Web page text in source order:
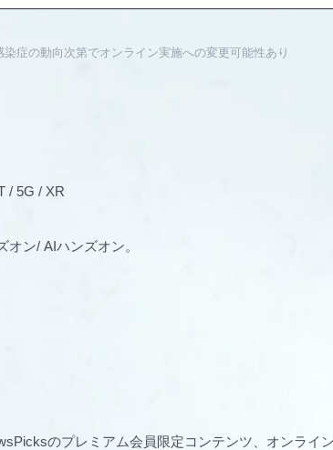
症の動向次第でオンライン実施への変更可能性あり
/ 5G / XR
ン/ AIハンズオン。
のプレミアム会員限定コンテンツ、オンライ